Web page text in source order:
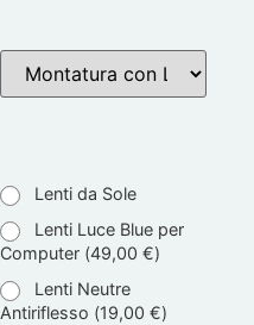
Lenti da Sole
Lenti Luce Blue per
Computer (49,00 €)
Lenti Neutre
Antiriflesso (19,00 €)